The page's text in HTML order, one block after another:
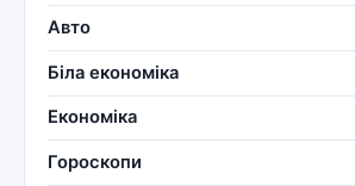
Авто
Біла економіка
Економіка
Гороскопи